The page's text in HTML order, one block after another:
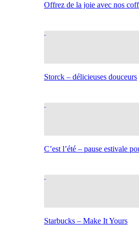
Offrez de la joie avec nos
Storck – délicieuses douceurs
C’est l’été – pause estivale
Starbucks – Make It Yours